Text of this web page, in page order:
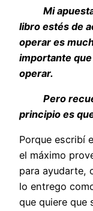
Mi
libro estés de
operar es
importante
operar.
Pero
principio es
Porque escribí
el máximo
para ayudarte,
lo entrego
que quiere que